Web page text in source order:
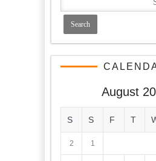
August
T
F
S
S
1
2